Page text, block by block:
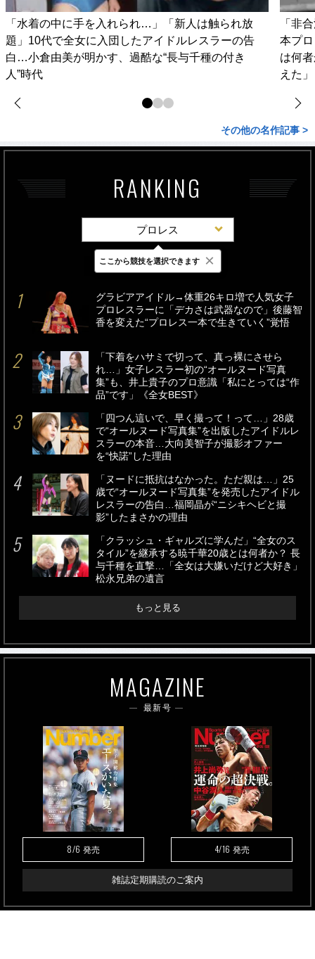
「水着の中に手を入れられ…」「新人は触られ放
題」10代で全女に入団したアイドルレスラーの告
白…小倉由美が明かす、過酷な“長与千種の付き
人”時代
「非
本プ
は何
えた」
その他の名作記事 >
RANKING
プロレス
最新 24時間 週間
グラビアアイドル→体重26キロ増で人気女子
プロレスラーに「デカさは武器なので」後藤智
香を変えた“プロレス一本で生きていく”覚悟
「下着をハサミで切って、真っ裸にさせら
れ…」女子レスラー初の“オールヌード写真
集”も、井上貴子のプロ意識「私にとっては“作
品”です」《全女BEST》
「四つん這いで、早く撮って！って…」28歳
で“オールヌード写真集”を出版したアイドルレ
スラーの本音…大向美智子が撮影オファー
を“快諾”した理由
「ヌードに抵抗はなかった。ただ親は…」25
歳で“オールヌード写真集”を発売したアイドル
レスラーの告白…福岡晶が“ニシキヘビと撮
影”したまさかの理由
「クラッシュ・ギャルズに学んだ」“全女のス
タイル”を継承する暁千華20歳とは何者か？ 長
与千種を直撃…「全女は大嫌いだけど大好き」
松永兄弟の遺言
もっと見る
MAGAZINE
最新号
8/6 発売 4/16 発売
雑誌定期購読のご案内
ここから競技を選択できます ×